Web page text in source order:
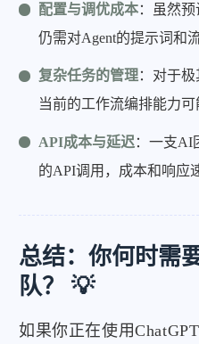
配置与调优成本：虽然
仍需对Agent的提示词和
复杂任务的管理：对于
当前的工作流编排能力可
API成本与延迟：一支AI
的API调用，成本和响应
总结：你何时需
队？ 💡
如果你正在使用